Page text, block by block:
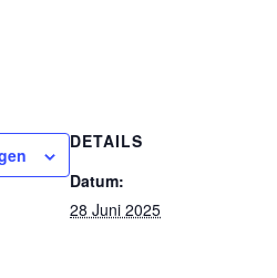
DETAILS
Datum:
28 Juni 2025